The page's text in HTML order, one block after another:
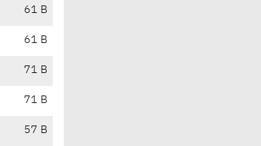
61 B
61 B
71 B
71 B
57 B